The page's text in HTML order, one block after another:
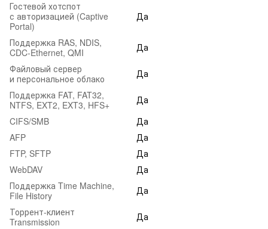
Гостевой хотспот
с авторизацией (Captive
Portal)
Да
Поддержка RAS, NDIS,
CDC‑Ethernet, QMI
Да
Файловый сервер
и персональное облако
Да
Поддержка FAT, FAT32,
NTFS, EXT2, EXT3, HFS+
Да
CIFS/SMB
Да
AFP
Да
FTP, SFTP
Да
WebDAV
Да
Поддержка Time Machine,
File History
Да
Торрент-клиент
Transmission
Да